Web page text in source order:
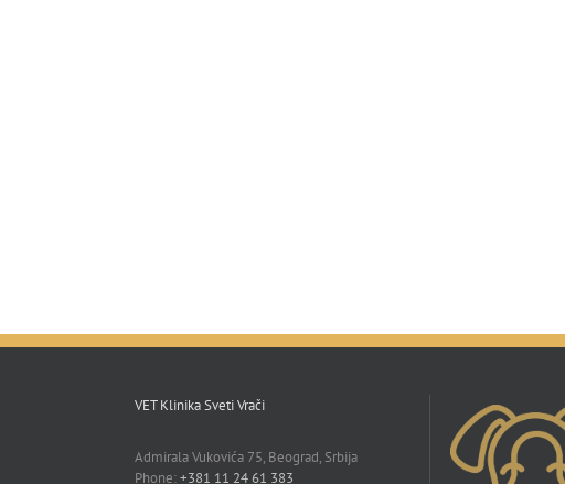
VET Klinika Sveti Vrači
Admirala Vukovića 75, Beograd, Srbija
Phone:+381 11 24 61 383